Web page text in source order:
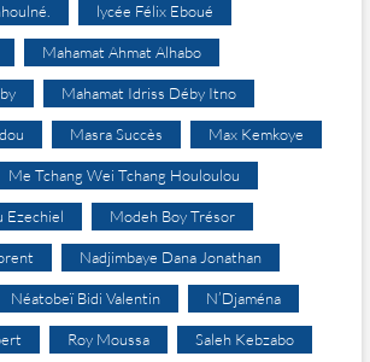
lycée Félix Eboué
Mahamat Ahmat Alhabo
Mahamat Idriss Déby Itno
Masra Succès Max Kemkoye
Me Tchang Wei Tchang Houloulou
Ezechiel Modeh Boy Trésor
Nadjimbaye Dana Jonathan
Néatobeï Bidi Valentin N’Djaména
Roy Moussa Saleh Kebzabo